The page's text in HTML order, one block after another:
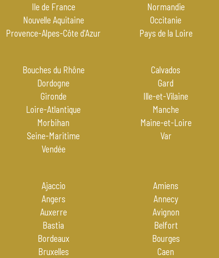
Ile de France
Normandie
Nouvelle Aquitaine
Occitanie
Provence-Alpes-Côte d'Azur
Pays de la Loire
Bouches du Rhône
Calvados
Dordogne
Gard
Gironde
Ille-et-Vilaine
Loire-Atlantique
Manche
Morbihan
Maine-et-Loire
Seine-Maritime
Var
Vendée
Ajaccio
Amiens
Angers
Annecy
Auxerre
Avignon
Bastia
Belfort
Bordeaux
Bourges
Bruxelles
Caen